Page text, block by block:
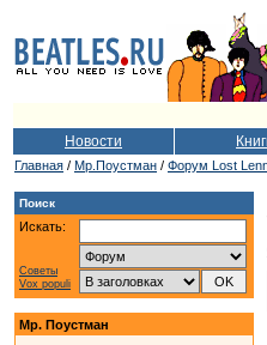
Новости
Главная / Мр.Поустман / Форум Lost
Поиск
Искать:
Советы
Vox populi
Мр. Поустман